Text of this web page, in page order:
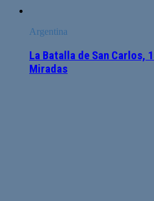
Argentina
La Batalla de San Carlos,
Miradas